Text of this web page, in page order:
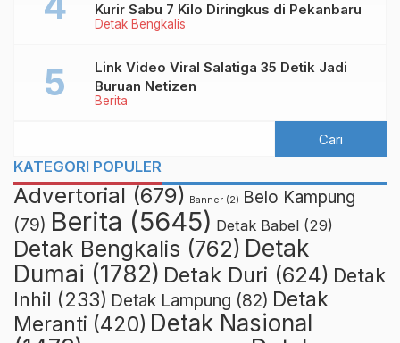
Detak Bengkalis
Kurir Sabu 7 Kilo Diringkus di Pekanbaru
Berita
Link Video Viral Salatiga 35 Detik Jadi
Buruan Netizen
KATEGORI POPULER
Advertorial (679) Banner (2) Belo Kampung
(79) Berita (5645) Detak Babel (29)
Detak Bengkalis (762) Detak
Dumai (1782) Detak Duri (624) Detak
Inhil (233) Detak Lampung (82) Detak
Meranti (420) Detak Nasional